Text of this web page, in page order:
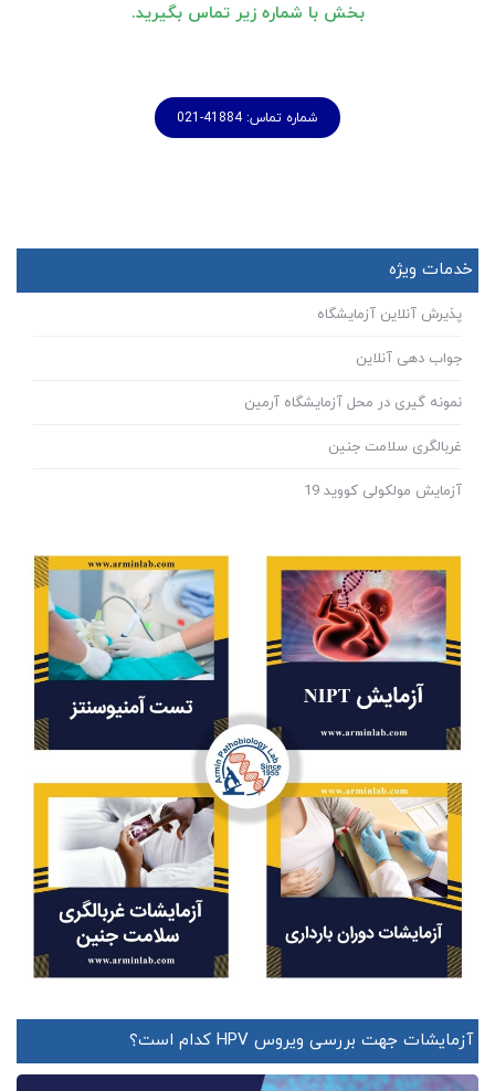
بخش با شماره زیر تماس بگیرید.
شماره تماس: 41884-021
خدمات ویژه
پذیرش آنلاین آزمایشگاه
جواب دهی آنلاین
نمونه گیری در محل آزمایشگاه آرمین
غربالگری سلامت جنین
آزمایش مولکولی کووید 19
آزمایشات جهت بررسی ویروس HPV کدام است؟